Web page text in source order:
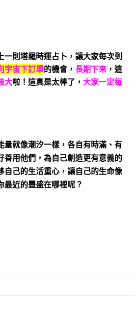
一則塔羅時運占卜，讓大家每次到
宇宙下訂單的機會， 長期下來，這
大啦！這真是太棒了， 大家一定每
量就像潮汐一樣，各自有時滿、有
善用他們，為自己創造更有意義的
自己的生活重心，讓自己的生命像
最近的豐盛在哪裡呢？